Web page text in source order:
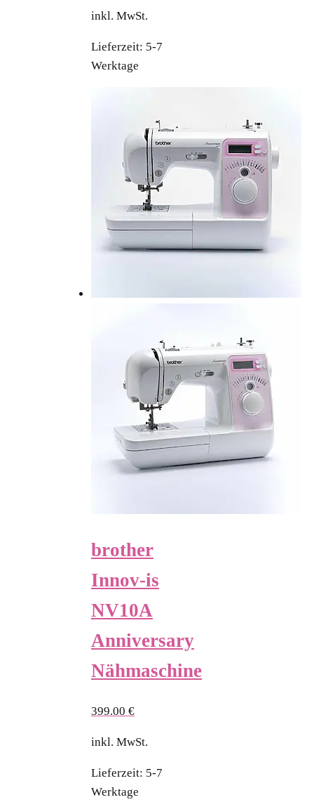
inkl. MwSt.
Lieferzeit: 5-7
Werktage
brother
Innov-is
NV10A
Anniversary
Nähmaschine
399.00 €
inkl. MwSt.
Lieferzeit: 5-7
Werktage